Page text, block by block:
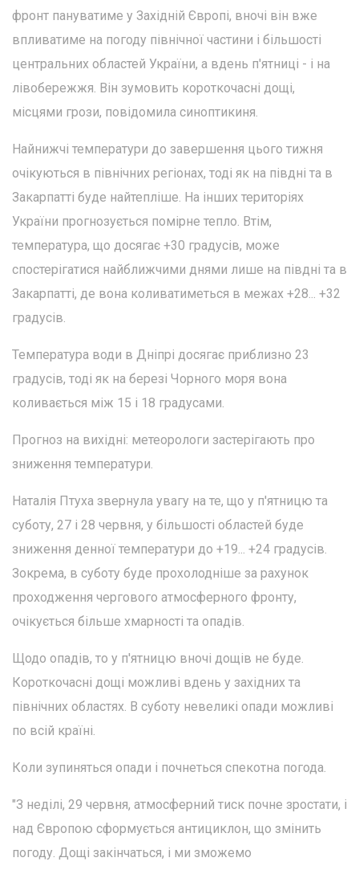
фронт пануватиме у Західній Європі, вночі він вже
впливатиме на погоду північної частини і більшості
центральних областей України, а вдень п'ятниці - і на
лівобережжя. Він зумовить короткочасні дощі,
місцями грози, повідомила синоптикиня.
Найнижчі температури до завершення цього тижня
очікуються в північних регіонах, тоді як на півдні та в
Закарпатті буде найтепліше. На інших територіях
України прогнозується помірне тепло. Втім,
температура, що досягає +30 градусів, може
спостерігатися найближчими днями лише на півдні та в
Закарпатті, де вона коливатиметься в межах +28... +32
градусів.
Температура води в Дніпрі досягає приблизно 23
градусів, тоді як на березі Чорного моря вона
коливається між 15 і 18 градусами.
Прогноз на вихідні: метеорологи застерігають про
зниження температури.
Наталія Птуха звернула увагу на те, що у п'ятницю та
суботу, 27 і 28 червня, у більшості областей буде
зниження денної температури до +19... +24 градусів.
Зокрема, в суботу буде прохолодніше за рахунок
проходження чергового атмосферного фронту,
очікується більше хмарності та опадів.
Щодо опадів, то у п'ятницю вночі дощів не буде.
Короткочасні дощі можливі вдень у західних та
північних областях. В суботу невеликі опади можливі
по всій країні.
Коли зупиняться опади і почнеться спекотна погода.
"З неділі, 29 червня, атмосферний тиск почне зростати, і
над Європою сформується антициклон, що змінить
погоду. Дощі закінчаться, і ми зможемо